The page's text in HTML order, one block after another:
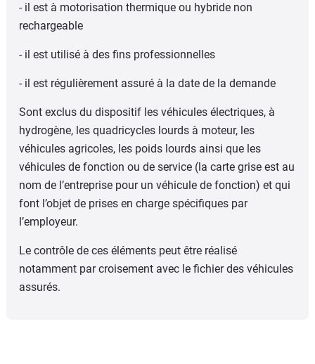
- il est à motorisation thermique ou hybride non
rechargeable
- il est utilisé à des fins professionnelles
- il est régulièrement assuré à la date de la demande
Sont exclus du dispositif les véhicules électriques, à
hydrogène, les quadricycles lourds à moteur, les
véhicules agricoles, les poids lourds ainsi que les
véhicules de fonction ou de service (la carte grise est au
nom de l’entreprise pour un véhicule de fonction) et qui
font l’objet de prises en charge spécifiques par
l’employeur.
Le contrôle de ces éléments peut être réalisé
notamment par croisement avec le fichier des véhicules
assurés.